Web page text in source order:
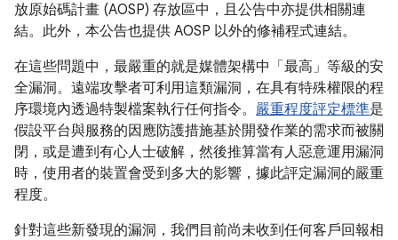
放原始碼計畫 (AOSP) 存放區中，且公告中亦提供相關連
結。此外，本公告也提供 AOSP 以外的修補程式連結。
在這些問題中，最嚴重的就是媒體架構中「最高」等級的安
全漏洞。遠端攻擊者可利用這類漏洞，在具有特殊權限的程
序環境內透過特製檔案執行任何指令。 嚴重程度評定標準是
假設平台與服務的因應防護措施基於開發作業的需求而被關
閉，或是遭到有心人士破解，然後推算當有人惡意運用漏洞
時，使用者的裝置會受到多大的影響，據此評定漏洞的嚴重
程度。
針對這些新發現的漏洞，我們目前尚未收到任何客戶回報相